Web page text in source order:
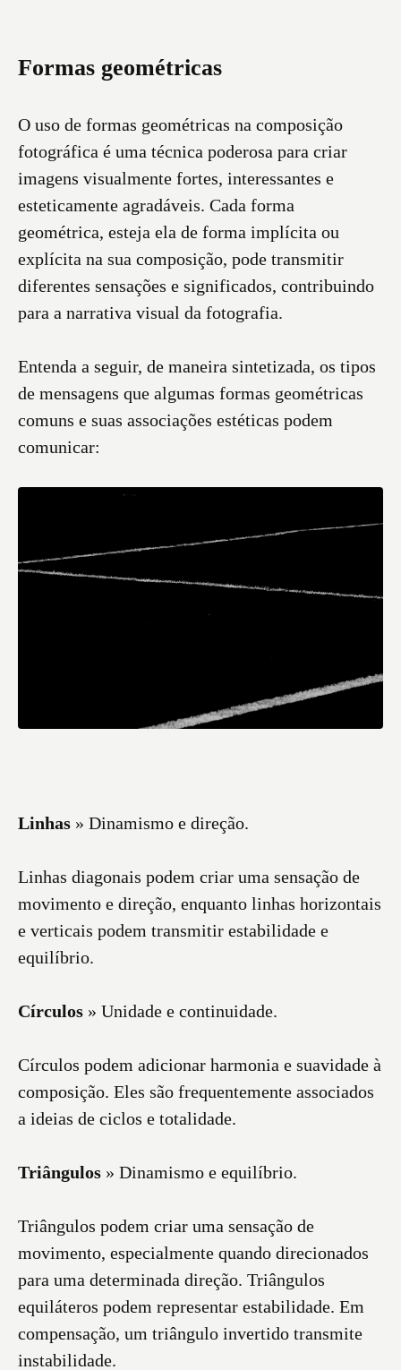
Formas geométricas
O uso de formas geométricas na composição
fotográfica é uma técnica poderosa para criar
imagens visualmente fortes, interessantes e
esteticamente agradáveis. Cada forma
geométrica, esteja ela de forma implícita ou
explícita na sua composição, pode transmitir
diferentes sensações e significados, contribuindo
para a narrativa visual da fotografia.
Entenda a seguir, de maneira sintetizada, os tipos
de mensagens que algumas formas geométricas
comuns e suas associações estéticas podem
comunicar:
Linhas » Dinamismo e direção.
Linhas diagonais podem criar uma sensação de
movimento e direção, enquanto linhas horizontais
e verticais podem transmitir estabilidade e
equilíbrio.
Círculos » Unidade e continuidade.
Círculos podem adicionar harmonia e suavidade à
composição. Eles são frequentemente associados
a ideias de ciclos e totalidade.
Triângulos » Dinamismo e equilíbrio.
Triângulos podem criar uma sensação de
movimento, especialmente quando direcionados
para uma determinada direção. Triângulos
equiláteros podem representar estabilidade. Em
compensação, um triângulo invertido transmite
instabilidade.